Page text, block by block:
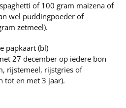
of 100 gram maizena of
wel puddingpoeder of
zetmeel).
papkaart (bl)
27 december op iedere bon
rijstemeel, rijstgries of
tot en met 3 jaar).